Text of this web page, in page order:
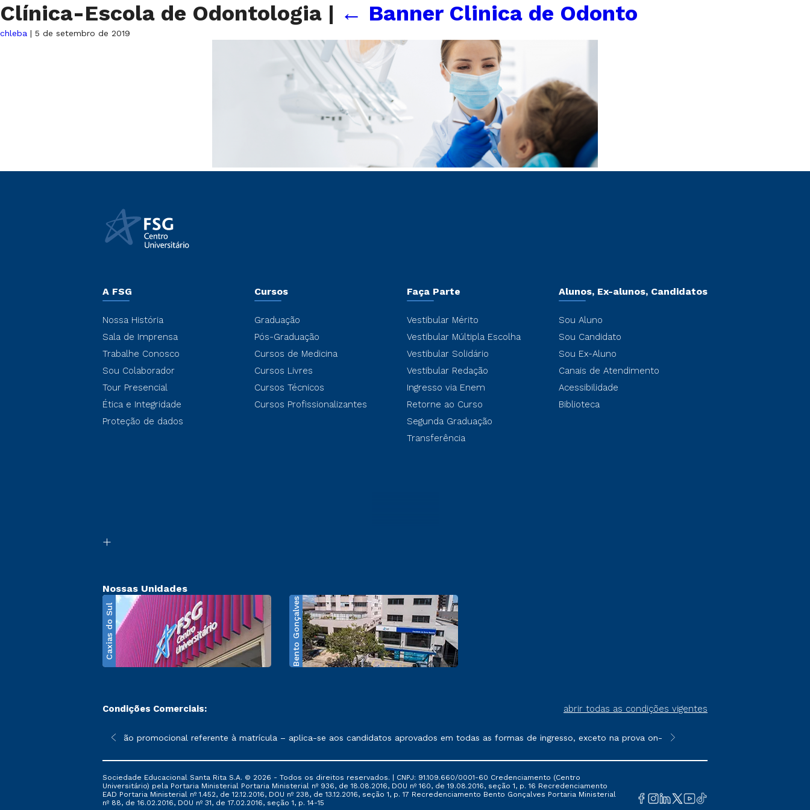
Clínica-Escola de Odontologia | ← Banner Clinica de Odonto
chleba | 5 de setembro de 2019
A FSG
Nossa História
Sala de Imprensa
Trabalhe Conosco
Sou Colaborador
Tour Presencial
Ética e Integridade
Proteção de dados
Cursos
Graduação
Pós-Graduação
Cursos de Medicina
Cursos Livres
Cursos Técnicos
Cursos Profissionalizantes
Faça Parte
Vestibular Mérito
Vestibular Múltipla Escolha
Vestibular Solidário
Vestibular Redação
Ingresso via Enem
Retorne ao Curso
Segunda Graduação
Transferência
Alunos, Ex-alunos, Candidatos
Sou Aluno
Sou Candidato
Sou Ex-Aluno
Canais de Atendimento
Acessibilidade
Biblioteca
Nossas Unidades
Caxias do Sul Bento Gonçalves
Condições Comerciais: abrir todas as condições vigentes
sofrer alterações nos períodos de rematrícula conforme exposto no contrato de prestação de serviços.
*A condição promocional referente à matrícula – aplica-se aos candidatos aprovados em todas as formas de ingresso, exceto na prova on-line ou agendada, que ofertam
**Semipresencial é um formato do
Sociedade Educacional Santa Rita S.A. © 2026 - Todos os direitos reservados. | CNPJ: 91.109.660/0001-60 Credenciamento (Centro
Universitário) pela Portaria Ministerial Portaria Ministerial nº 936, de 18.08.2016, DOU nº 160, de 19.08.2016, seção 1, p. 16 Recredenciamento
EAD Portaria Ministerial nº 1.452, de 12.12.2016, DOU nº 238, de 13.12.2016, seção 1, p. 17 Recredenciamento Bento Gonçalves Portaria Ministerial
nº 88, de 16.02.2016, DOU nº 31, de 17.02.2016, seção 1, p. 14-15